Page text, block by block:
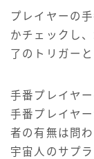
プレイヤーの
かチェックし、
了のトリガーと
手番プレイヤ
手番プレイヤ
者の有無は問
宇宙人のサプ